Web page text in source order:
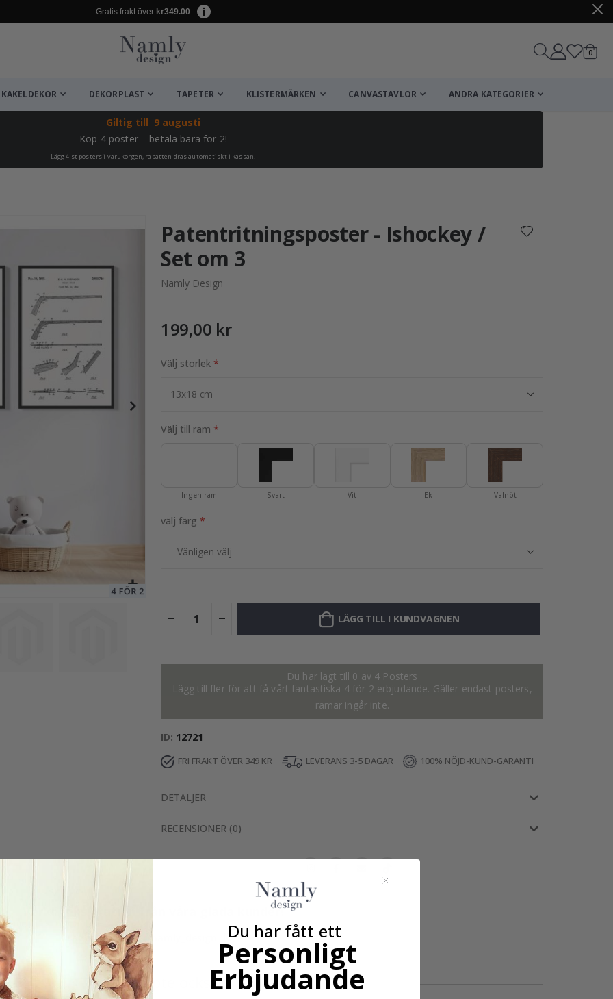
Gratis frakt över kr349.00.
0
KAKELDEKOR DEKORPLAST TAPETER KLISTERMÄRKEN CANVASTAVLOR ANDRA KATEGORIER
Giltig till 9 augusti
Köp 4 poster – betala bara för 2!
Lägg 4 st posters i varukorgen, rabatten dras automatiskt i kassan!
Patentritningsposter - Ishockey /
Set om 3
Namly Design
199,00 kr
Välj storlek
Välj till ram
Ingen ram Svart Vit Ek Valnöt
välj färg
LÄGG TILL I KUNDVAGNEN
Du har lagt till 0 av 4 Posters
Lägg till fler för att få vårt fantastiska 4 för 2 erbjudande. Gäller endast posters,
ramar ingår inte.
ID 12721
FRI FRAKT ÖVER 349 KR LEVERANS 3-5 DAGAR 100% NÖJD-KUND-GARANTI
DETALJER
RECENSIONER (0)
Verklig inspiration från våra glada kunder!
Tagga ditt med #namly_design
Andra köpte också
Du har fått ett
Personligt
Erbjudande